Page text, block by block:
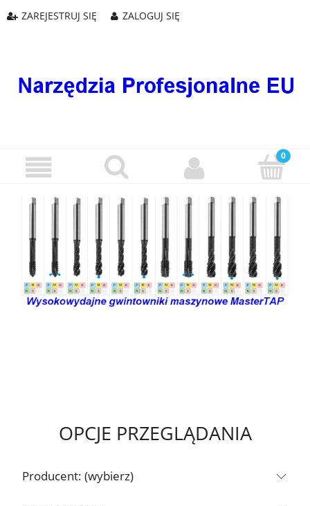
ZAREJESTRUJ SIĘ ZALOGUJ SIĘ
OPCJE PRZEGLĄDANIA
Producent: (wybierz)